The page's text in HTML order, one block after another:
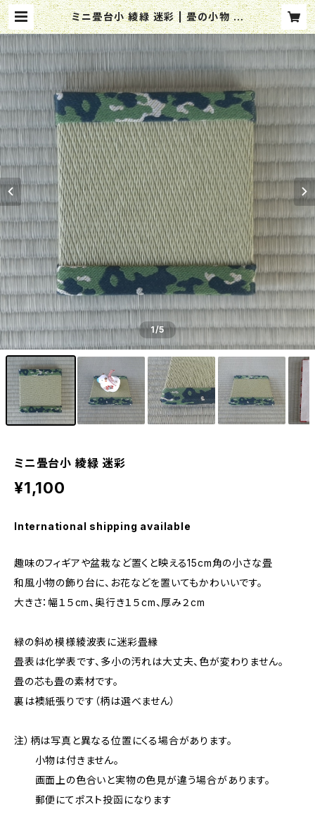
ミニ畳台小 綾緑 迷彩 | 畳の小物 す
いじん
1/5
ミニ畳台小 綾緑 迷彩
¥1,100
International shipping available
趣味のフィギアや盆栽など置くと映える15cm角の小さな畳
和風小物の飾り台に、お花などを置いてもかわいいです。
大きさ：幅１５cm、奥行き１５cm、厚み２cm
緑の斜め模様綾波表に迷彩畳縁
畳表は化学表です、多小の汚れは大丈夫、色が変わりません。
畳の芯も畳の素材です。
裏は襖紙張りです（柄は選べません）
注）柄は写真と異なる位置にくる場合があります。
小物は付きません。
画面上の色合いと実物の色見が違う場合があります。
郵便にてポスト投函になります